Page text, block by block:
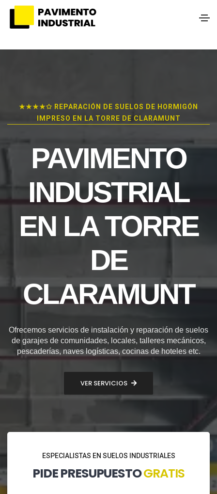
★★★★✩ REPARACIÓN DE SUELOS DE HORMIGÓN
IMPRESO EN LA TORRE DE CLARAMUNT
PAVIMENTO
INDUSTRIAL
EN LA TORRE
DE
CLARAMUNT
Ofrecemos servicios de instalación y reparación de suelos
de garajes de comunidades, locales, talleres mecánicos,
pescaderías, naves logísticas, cocinas de hoteles etc.
VER SERVICIOS
ESPECIALISTAS EN SUELOS INDUSTRIALES
PIDE PRESUPUESTOGRATIS